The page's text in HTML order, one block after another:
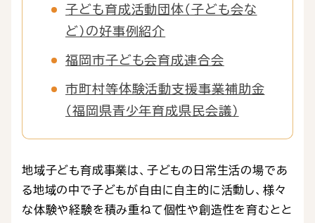
子ども育成活動団体（子ども会な
ど）の好事例紹介
福岡市子ども会育成連合会
市町村等体験活動支援事業補助金
（福岡県青少年育成県民会議）
地域子ども育成事業は、子どもの日常生活の場であ
る地域の中で子どもが自由に自主的に活動し、様々
な体験や経験を積み重ねて個性や創造性を育むとと